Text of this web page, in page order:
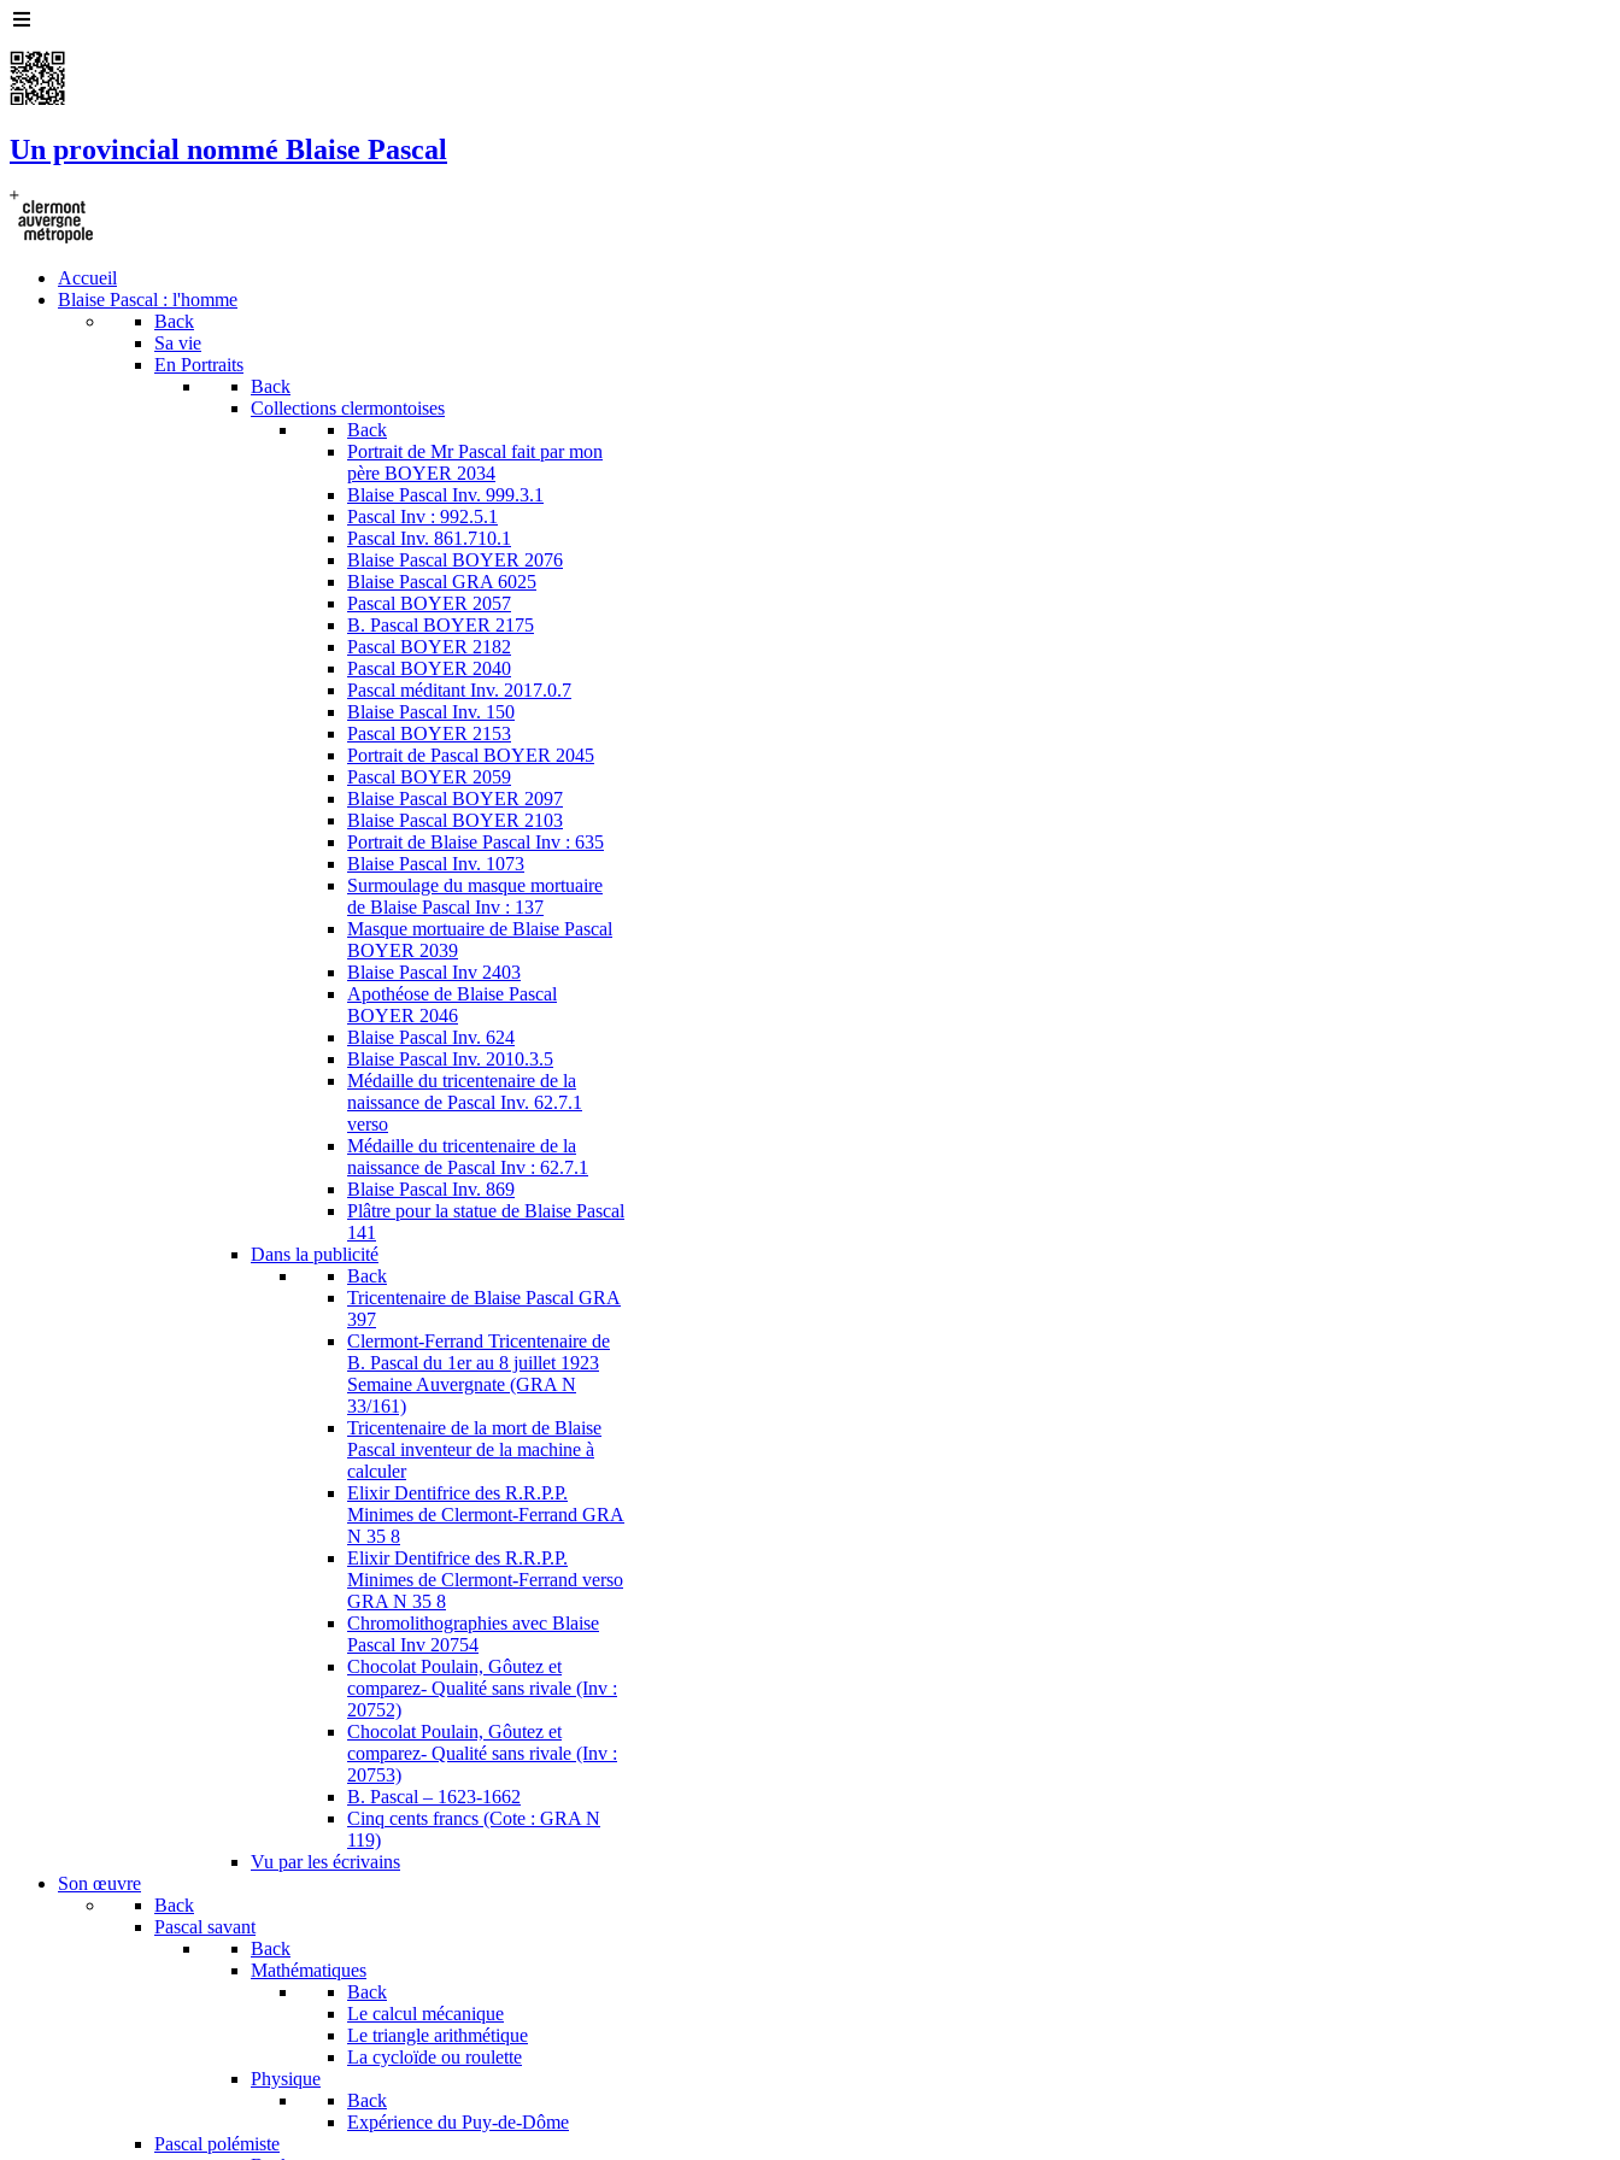
Un provincial nommé Blaise Pascal
Accueil
Blaise Pascal : l'homme
Back
Sa vie
En Portraits
Back
Collections clermontoises
Back
Portrait de Mr Pascal fait par mon
père BOYER 2034
Blaise Pascal Inv. 999.3.1
Pascal Inv : 992.5.1
Pascal Inv. 861.710.1
Blaise Pascal BOYER 2076
Blaise Pascal GRA 6025
Pascal BOYER 2057
B. Pascal BOYER 2175
Pascal BOYER 2182
Pascal BOYER 2040
Pascal méditant Inv. 2017.0.7
Blaise Pascal Inv. 150
Pascal BOYER 2153
Portrait de Pascal BOYER 2045
Pascal BOYER 2059
Blaise Pascal BOYER 2097
Blaise Pascal BOYER 2103
Portrait de Blaise Pascal Inv : 635
Blaise Pascal Inv. 1073
Surmoulage du masque mortuaire
de Blaise Pascal Inv : 137
Masque mortuaire de Blaise Pascal
BOYER 2039
Blaise Pascal Inv 2403
Apothéose de Blaise Pascal
BOYER 2046
Blaise Pascal Inv. 624
Blaise Pascal Inv. 2010.3.5
Médaille du tricentenaire de la
naissance de Pascal Inv. 62.7.1
verso
Médaille du tricentenaire de la
naissance de Pascal Inv : 62.7.1
Blaise Pascal Inv. 869
Plâtre pour la statue de Blaise Pascal
141
Dans la publicité
Back
Tricentenaire de Blaise Pascal GRA
397
Clermont-Ferrand Tricentenaire de
B. Pascal du 1er au 8 juillet 1923
Semaine Auvergnate (GRA N
33/161)
Tricentenaire de la mort de Blaise
Pascal inventeur de la machine à
calculer
Elixir Dentifrice des R.R.P.P.
Minimes de Clermont-Ferrand GRA
N 35 8
Elixir Dentifrice des R.R.P.P.
Minimes de Clermont-Ferrand verso
GRA N 35 8
Chromolithographies avec Blaise
Pascal Inv 20754
Chocolat Poulain, Gôutez et
comparez- Qualité sans rivale (Inv :
20752)
Chocolat Poulain, Gôutez et
comparez- Qualité sans rivale (Inv :
20753)
B. Pascal – 1623-1662
Cinq cents francs (Cote : GRA N
119)
Vu par les écrivains
Son œuvre
Back
Pascal savant
Back
Mathématiques
Back
Le calcul mécanique
Le triangle arithmétique
La cycloïde ou roulette
Physique
Back
Expérience du Puy-de-Dôme
Pascal polémiste